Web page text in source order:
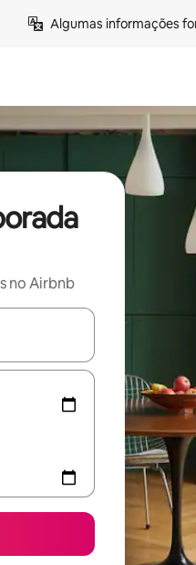
Algumas informações
no Airbnb
explore-os usando as